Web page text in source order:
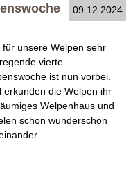
09.12.2024
für unsere Welpen sehr
vierte
ist nun vorbei.
erkunden die Welpen ihr
Welpenhaus und
schon wunderschön